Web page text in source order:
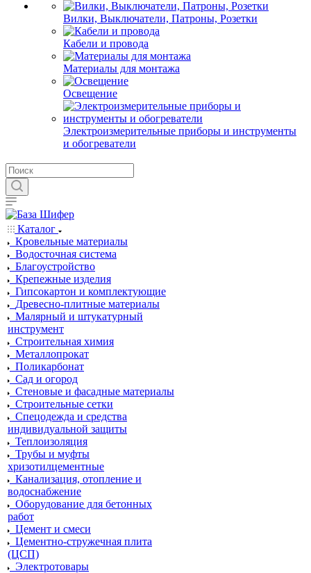
Вилки, Выключатели, Патроны, Розетки
Кабели и провода
Материалы для монтажа
Освещение
Электроизмерительные приборы и инструменты
и обогреватели
Каталог
Кровельные материалы
Водосточная система
Благоустройство
Крепежные изделия
Гипсокартон и комплектующие
Древесно-плитные материалы
Малярный и штукатурный
инструмент
Строительная химия
Металлопрокат
Поликарбонат
Сад и огород
Стеновые и фасадные материалы
Строительные сетки
Спецодежда и средства
индивидуальной защиты
Теплоизоляция
Трубы и муфты
хризотилцементные
Канализация, отопление и
водоснабжение
Оборудование для бетонных
работ
Цемент и смеси
Цементно-стружечная плита
(ЦСП)
Электротовары